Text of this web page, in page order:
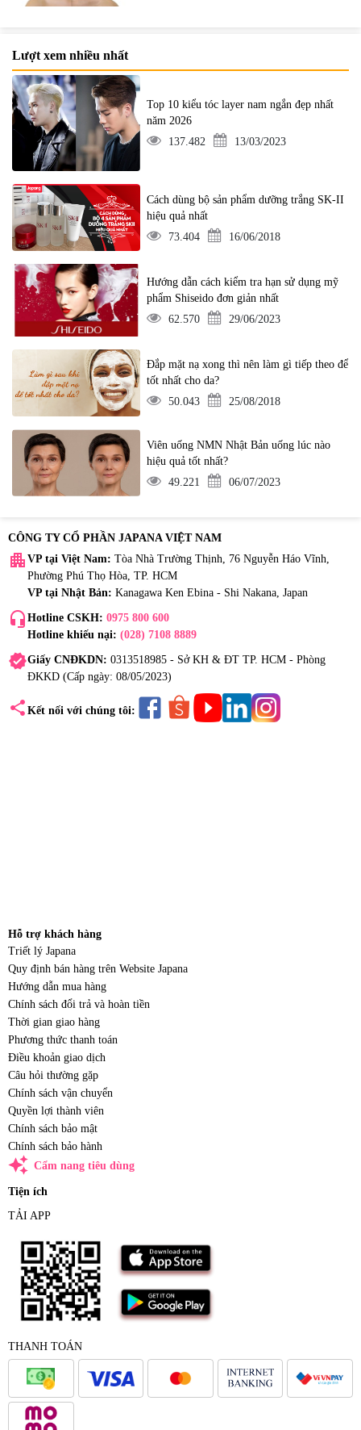
Lượt xem nhiều nhất
Top 10 kiểu tóc layer nam ngắn đẹp nhất
năm 2026
137.482
13/03/2023
Cách dùng bộ sản phẩm dưỡng trắng SK-II
hiệu quả nhất
73.404
16/06/2018
Hướng dẫn cách kiểm tra hạn sử dụng mỹ
phẩm Shiseido đơn giản nhất
62.570
29/06/2023
Đắp mặt nạ xong thì nên làm gì tiếp theo để
tốt nhất cho da?
50.043
25/08/2018
Viên uống NMN Nhật Bản uống lúc nào
hiệu quả tốt nhất?
49.221
06/07/2023
CÔNG TY CỔ PHẦN JAPANA VIỆT NAM
apartment VP tại Việt Nam: Tòa Nhà Trường Thịnh, 76 Nguyễn Háo Vĩnh,
Phường Phú Thọ Hòa, TP. HCM
VP tại Nhật Bản: Kanagawa Ken Ebina - Shi Nakana, Japan
headset_mic Hotline CSKH: 0975 800 600
Hotline khiếu nại: (028) 7108 8889
verifiedGiấy CNĐKDN: 0313518985 - Sở KH & ĐT TP. HCM - Phòng
ĐKKD (Cấp ngày: 08/05/2023)
share Kết nối với chúng tôi:
Hỗ trợ khách hàng
Triết lý Japana
Quy định bán hàng trên Website Japana
Hướng dẫn mua hàng
Chính sách đổi trả và hoàn tiền
Thời gian giao hàng
Phương thức thanh toán
Điều khoản giao dịch
Câu hỏi thường gặp
Chính sách vận chuyển
Quyền lợi thành viên
Chính sách bảo mật
Chính sách bảo hành
auto_awesome Cẩm nang tiêu dùng
Tiện ích
TẢI APP
THANH TOÁN